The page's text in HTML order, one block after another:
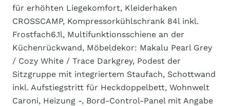
für erhöhten Liegekomfort, Kleiderhaken
CROSSCAMP, Kompressorkühlschrank 84l inkl.
Frostfach6.1l, Multifunktionsschiene an der
Küchenrückwand, Möbeldekor: Makalu Pearl Grey
/ Cozy White / Trace Darkgrey, Podest der
Sitzgruppe mit integriertem Staufach, Schottwand
inkl. Aufstiegstritt für Heckdoppelbett, Wohnwelt
Caroni, Heizung -, Bord-Control-Panel mit Angabe